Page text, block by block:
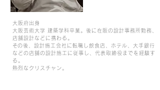
大阪府出身
大阪芸術大学 建築学科卒業。後に在阪の設計事務所勤務、
店舗設計などに携わる。
​その後、設計施工会社に転職し飲食店、ホテル、大手銀行
などの店舗の設計施工に従事し、代表取締役までを経験す
る。
熱烈なクリスチャン。